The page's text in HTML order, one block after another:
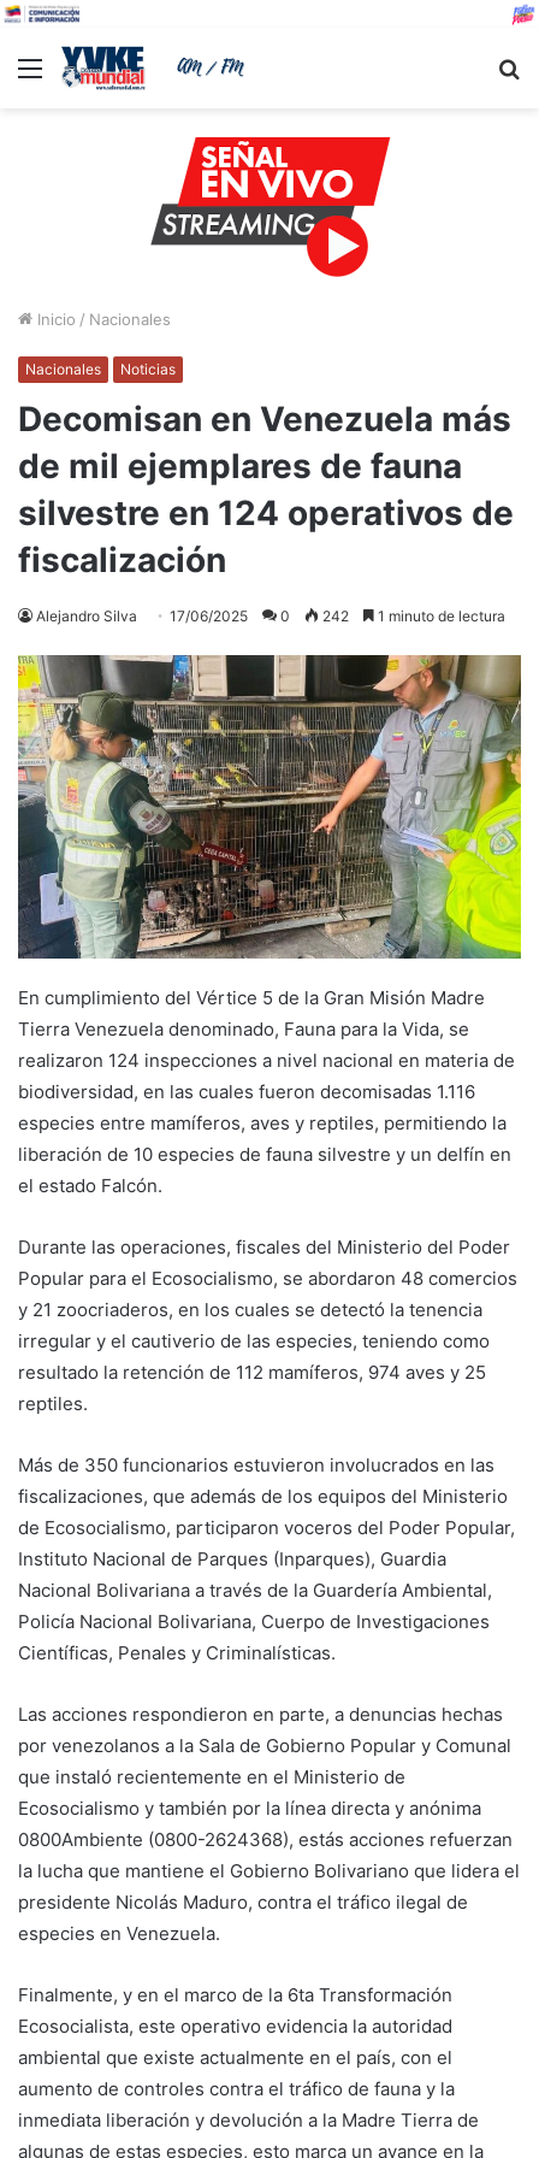
Menu
Inicio / Nacionales
Nacionales Noticias
Decomisan en Venezuela más
de mil ejemplares de fauna
silvestre en 124 operativos de
fiscalización
Alejandro Silva 17/06/2025 0 242 1 minuto de lectura
En cumplimiento del Vértice 5 de la Gran Misión Madre
Tierra Venezuela denominado, Fauna para la Vida, se
realizaron 124 inspecciones a nivel nacional en materia de
biodiversidad, en las cuales fueron decomisadas 1.116
especies entre mamíferos, aves y reptiles, permitiendo la
liberación de 10 especies de fauna silvestre y un delfín en
el estado Falcón.
Durante las operaciones, fiscales del Ministerio del Poder
Popular para el Ecosocialismo, se abordaron 48 comercios
y 21 zoocriaderos, en los cuales se detectó la tenencia
irregular y el cautiverio de las especies, teniendo como
resultado la retención de 112 mamíferos, 974 aves y 25
reptiles.
Más de 350 funcionarios estuvieron involucrados en las
fiscalizaciones, que además de los equipos del Ministerio
de Ecosocialismo, participaron voceros del Poder Popular,
Instituto Nacional de Parques (Inparques), Guardia
Nacional Bolivariana a través de la Guardería Ambiental,
Policía Nacional Bolivariana, Cuerpo de Investigaciones
Científicas, Penales y Criminalísticas.
Las acciones respondieron en parte, a denuncias hechas
por venezolanos a la Sala de Gobierno Popular y Comunal
que instaló recientemente en el Ministerio de
Ecosocialismo y también por la línea directa y anónima
0800Ambiente (0800-2624368), estás acciones refuerzan
la lucha que mantiene el Gobierno Bolivariano que lidera el
presidente Nicolás Maduro, contra el tráfico ilegal de
especies en Venezuela.
Finalmente, y en el marco de la 6ta Transformación
Ecosocialista, este operativo evidencia la autoridad
ambiental que existe actualmente en el país, con el
aumento de controles contra el tráfico de fauna y la
inmediata liberación y devolución a la Madre Tierra de
algunas de estas especies, esto marca un avance en la